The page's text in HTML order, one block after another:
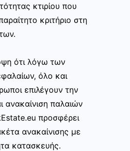
κτιρίου που
κριτήριο στη
ότι λόγω των
όλο και
επιλέγουν την
ανακαίνιση παλαιών
προσφέρει
ανακαίνισης με
κατασκευής.